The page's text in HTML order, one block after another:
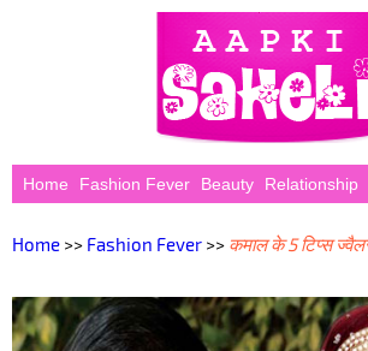
Home Fashion Fever Beauty Relationship
Home >> Fashion Fever >> कमाल के 5 टिप्स